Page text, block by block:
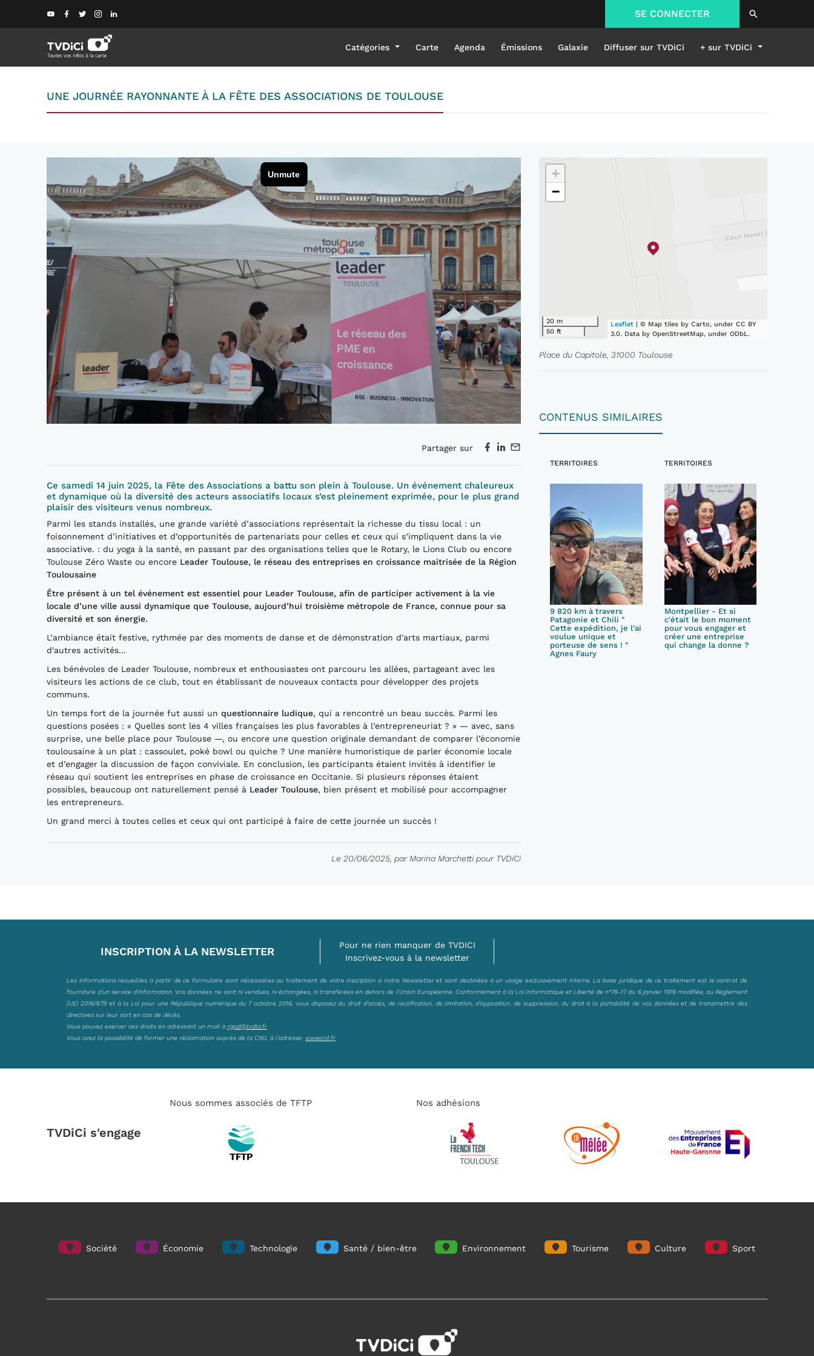
SE CONNECTER
Catégories Carte Agenda Émissions Galaxie Diffuser sur TVDiCi + sur TVDiCi
UNE JOURNÉE RAYONNANTE À LA FÊTE DES ASSOCIATIONS DE TOULOUSE
Partager sur
Ce samedi 14 juin 2025, la Fête des Associations a battu son plein à Toulouse. Un événement chaleureux
et dynamique où la diversité des acteurs associatifs locaux s’est pleinement exprimée, pour le plus grand
plaisir des visiteurs venus nombreux.
Parmi les stands installés, une grande variété d’associations représentait la richesse du tissu local : un
foisonnement d’initiatives et d’opportunités de partenariats pour celles et ceux qui s’impliquent dans la vie
associative. : du yoga à la santé, en passant par des organisations telles que le Rotary, le Lions Club ou encore
Toulouse Zéro Waste ou encore Leader Toulouse, le réseau des entreprises en croissance maitrisée de la Région
Toulousaine
Être présent à un tel événement est essentiel pour Leader Toulouse, afin de participer activement à la vie
locale d’une ville aussi dynamique que Toulouse, aujourd’hui troisième métropole de France, connue pour sa
diversité et son énergie.
L’ambiance était festive, rythmée par des moments de danse et de démonstration d'arts martiaux, parmi
d'autres activités...
Les bénévoles de Leader Toulouse, nombreux et enthousiastes ont parcouru les allées, partageant avec les
visiteurs les actions de ce club, tout en établissant de nouveaux contacts pour développer des projets
communs.
Un temps fort de la journée fut aussi un questionnaire ludique, qui a rencontré un beau succès. Parmi les
questions posées : « Quelles sont les 4 villes françaises les plus favorables à l’entrepreneuriat ? » — avec, sans
surprise, une belle place pour Toulouse —, ou encore une question originale demandant de comparer l’économie
toulousaine à un plat : cassoulet, poké bowl ou quiche ? Une manière humoristique de parler économie locale
et d’engager la discussion de façon conviviale. En conclusion, les participants étaient invités à identifier le
réseau qui soutient les entreprises en phase de croissance en Occitanie. Si plusieurs réponses étaient
possibles, beaucoup ont naturellement pensé à Leader Toulouse, bien présent et mobilisé pour accompagner
les entrepreneurs.
Un grand merci à toutes celles et ceux qui ont participé à faire de cette journée un succès !
Le 20/06/2025, par Marina Marchetti pour TVDiCi
+
−
20 m
50 ft
Leaflet | © Map tiles by Carto, under CC BY
3.0. Data by OpenStreetMap, under ODbL.
Place du Capitole, 31000 Toulouse
CONTENUS SIMILAIRES
TERRITOIRES
9 820 km à travers
Patagonie et Chili "
Cette expédition, je l'ai
voulue unique et
porteuse de sens ! "
Agnes Faury
TERRITOIRES
Montpellier - Et si
c'était le bon moment
pour vous engager et
créer une entreprise
qui change la donne ?
INSCRIPTION À LA NEWSLETTER
Pour ne rien manquer de TVDICI
Inscrivez-vous à la newsletter
Les informations recueillies à partir de ce formulaire sont nécessaires au traitement de votre inscription à notre Newsletter et sont destinées à un usage exclusivement interne. La base juridique de ce traitement est le contrat de
fourniture d’un service d’information. Vos données ne sont ni vendues, ni échangées, ni transférées en dehors de l’Union Européenne. Conformément à la Loi Informatique et Liberté de n°78-17 du 6 janvier 1978 modifiée, au Règlement
(UE) 2016/679 et à la Loi pour une République numérique du 7 octobre 2016, vous disposez du droit d’accès, de rectification, de limitation, d’opposition, de suppression, du droit à la portabilité de vos données et de transmettre des
directives sur leur sort en cas de décès.
Vous pouvez exercer ces droits en adressant un mail à rgpd@tvdici.fr
Vous avez la possibilité de former une réclamation auprès de la CNIL à l’adresse: www.cnil.fr
TVDiCi s'engage
Nous sommes associés de TFTP Nos adhésions
Société Économie Technologie Santé / bien-être Environnement Tourisme Culture Sport